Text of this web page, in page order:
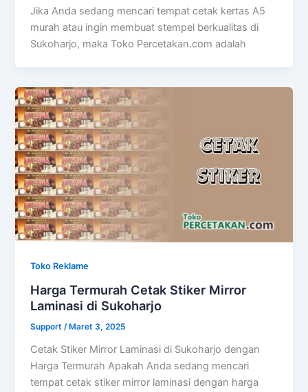
Jika Anda sedang mencari tempat cetak kertas A5
murah atau ingin membuat stempel berkualitas di
Sukoharjo, maka Toko Percetakan.com adalah
Toko Reklame
Harga Termurah Cetak Stiker Mirror
Laminasi di Sukoharjo
Support /Maret 3, 2025
Cetak Stiker Mirror Laminasi di Sukoharjo dengan
Harga Termurah Apakah Anda sedang mencari
tempat cetak stiker mirror laminasi dengan harga